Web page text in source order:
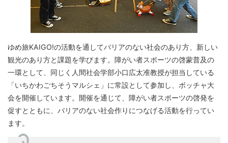
ゆめ旅KAIGO!の活動を通してバリアのない社会のあり方、新しい
観光のあり方と課題を学びます。障がい者スポーツの啓蒙普及の
一環として、同じく人間社会学部小口広太准教授が担当している
「いちかわごちそうマルシェ」に常設として参加し、ボッチャ大
会を開催しています。開催を通じて、障がい者スポーツの啓発を
促すとともに、バリアのない社会作りにつなげる活動を行ってい
ます。